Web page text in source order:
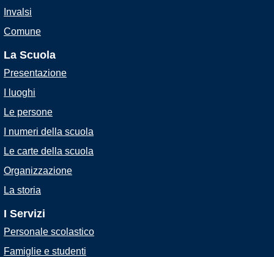
Invalsi
Comune
La Scuola
Presentazione
I luoghi
Le persone
I numeri della scuola
Le carte della scuola
Organizzazione
La storia
I Servizi
Personale scolastico
Famiglie e studenti